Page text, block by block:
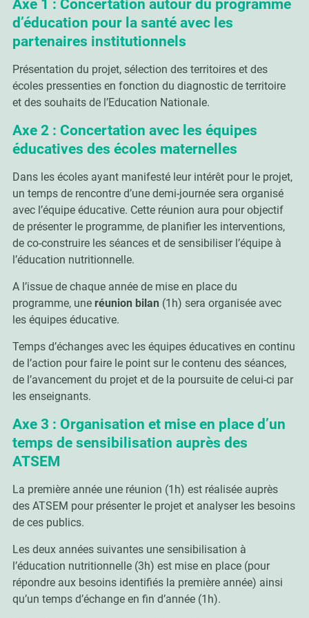
Axe 1 : Concertation autour du programme
d’éducation pour la santé avec les
partenaires institutionnels
Présentation du projet, sélection des territoires et des
écoles pressenties en fonction du diagnostic de territoire
et des souhaits de l’Education Nationale.
Axe 2 : Concertation avec les équipes
éducatives des écoles maternelles
Dans les écoles ayant manifesté leur intérêt pour le projet,
un temps de rencontre d’une demi-journée sera organisé
avec l’équipe éducative. Cette réunion aura pour objectif
de présenter le programme, de planifier les interventions,
de co-construire les séances et de sensibiliser l’équipe à
l’éducation nutritionnelle.
A l’issue de chaque année de mise en place du
programme, une réunion bilan (1h) sera organisée avec
les équipes éducative.
Temps d’échanges avec les équipes éducatives en continu
de l’action pour faire le point sur le contenu des séances,
de l’avancement du projet et de la poursuite de celui-ci par
les enseignants.
Axe 3 : Organisation et mise en place d’un
temps de sensibilisation auprès des
ATSEM
La première année une réunion (1h) est réalisée auprès
des ATSEM pour présenter le projet et analyser les besoins
de ces publics.
Les deux années suivantes une sensibilisation à
l’éducation nutritionnelle (3h) est mise en place (pour
répondre aux besoins identifiés la première année) ainsi
qu’un temps d’échange en fin d’année (1h).